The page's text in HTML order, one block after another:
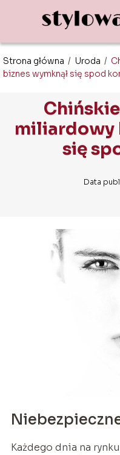
Strona główna / Uroda /
biznes wymknął się spod
miliardowy
się
Data
Każdego dnia na